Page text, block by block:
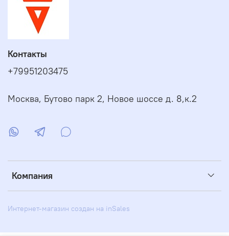
Компания
Контакты
+79951203475
Москва, Бутово парк 2, Новое шоссе д. 8,к.2
Интернет-магазин создан на inSales